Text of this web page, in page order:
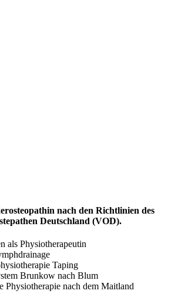
nach den Richtlinien des
Deutschland (VOD).
als Physiotherapeutin
Taping
Brunkow nach Blum
Physiotherapie nach dem Maitland